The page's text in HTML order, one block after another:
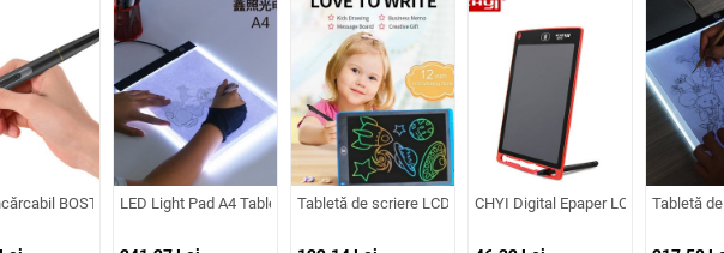
cu diamante Kit de tablă de lumină alimentată prin USB Tabletă grafică digitală pentru bloc de desen
BOSTO, 8192 de niveluri, stilou de presiune pentru tableta de desen BOSTO 13HD/16HD/16HDK/
LED Light Pad A4 Tabletă de desen Scriere grafică Digital Tracer Copy Pad Board
Tabletă de scriere LCD de 12 inchi, cu cifre, tablă magică,
CHYI Digital Epaper LCD Tabletă
Tabletă